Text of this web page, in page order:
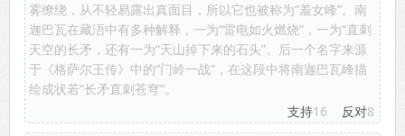
雾缭绕，从不轻易露出真面目，所以它也被称为“羞女峰”。南
迦巴瓦在藏浯中有多种解释，一为“雷电如火燃烧”，一为“直刺
天空的长矛，还有一为“天山掉下来的石头”。后一个名字来源
于《格萨尔王传》中的“门岭一战”，在这段中将南迦巴瓦峰描
绘成状若“长矛直刺苍穹”。
支持16 反对8